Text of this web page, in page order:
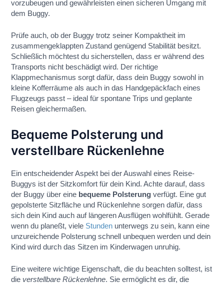
vorzubeugen und gewährleisten einen sicheren Umgang mit
dem Buggy.
Prüfe auch, ob der Buggy trotz seiner Kompaktheit im
zusammengeklappten Zustand genügend Stabilität besitzt.
Schließlich möchtest du sicherstellen, dass er während des
Transports nicht beschädigt wird. Der richtige
Klappmechanismus sorgt dafür, dass dein Buggy sowohl in
kleine Kofferräume als auch in das Handgepäckfach eines
Flugzeugs passt – ideal für spontane Trips und geplante
Reisen gleichermaßen.
Bequeme Polsterung und
verstellbare Rückenlehne
Ein entscheidender Aspekt bei der Auswahl eines Reise-
Buggys ist der Sitzkomfort für dein Kind. Achte darauf, dass
der Buggy über eine bequeme Polsterung verfügt. Eine gut
gepolsterte Sitzfläche und Rückenlehne sorgen dafür, dass
sich dein Kind auch auf längeren Ausflügen wohlfühlt. Gerade
wenn du planeßt, viele Stunden unterwegs zu sein, kann eine
unzureichende Polsterung schnell unbequen werden und dein
Kind wird durch das Sitzen im Kinderwagen unruhig.
Eine weitere wichtige Eigenschaft, die du beachten solltest, ist
die verstellbare Rückenlehne. Sie ermöglicht es dir, die